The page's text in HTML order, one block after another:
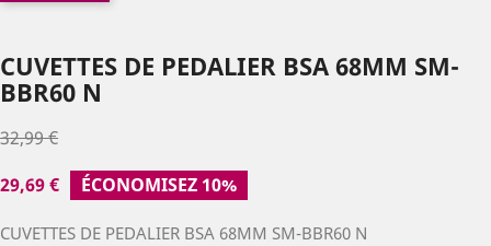
CUVETTES DE PEDALIER BSA 68MM SM-
BBR60 N
32,99 €
29,69 €
ÉCONOMISEZ 10%
CUVETTES DE PEDALIER BSA 68MM SM-BBR60 N